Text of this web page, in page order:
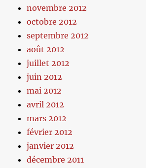
novembre 2012
octobre 2012
septembre 2012
août 2012
juillet 2012
juin 2012
mai 2012
avril 2012
mars 2012
février 2012
janvier 2012
décembre 2011